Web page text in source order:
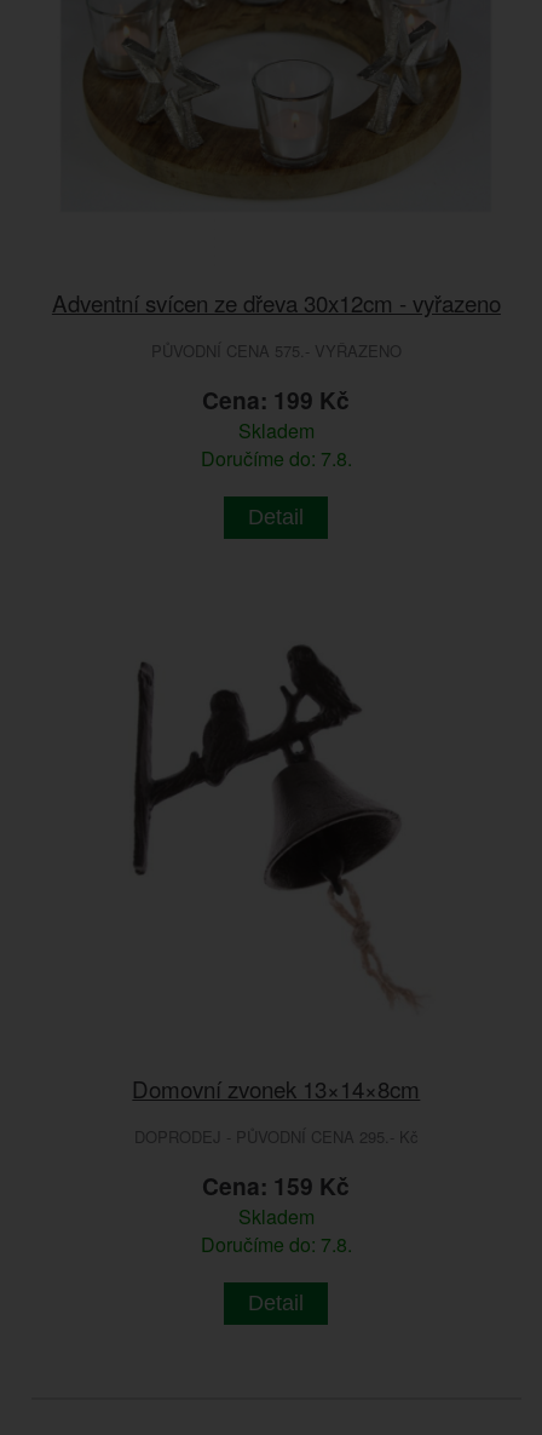
Adventní svícen ze dřeva 30x12cm - vyřazeno
PŮVODNÍ CENA 575.- VYŘAZENO
Cena: 199 Kč
Skladem
Doručíme do: 7.8.
Detail
Domovní zvonek 13×14×8cm
DOPRODEJ - PŮVODNÍ CENA 295.- Kč
Cena: 159 Kč
Skladem
Doručíme do: 7.8.
Detail